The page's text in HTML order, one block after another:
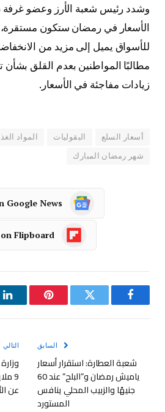
وشدد رئيس شعبة الأرز وعضو
الأسعار في رمضان ستكون مستقرة،
للأسواق يميل إلى مزيد من
مطالبًا المواطنين بعدم القلق
زيادات مفاجئة في الأسعار.
أسعار السلع البقوليات المواد
شهر رمضان المبارك
Google News
Flipboard
فيسبوك تويتر بينتيريست
السابق
شعبة العطارة: استقرار أسعار
ياميش رمضان و”البلح” عند 60
جنيهًا والزبيب المحلي ينافس
المستورد
التالي
9
عن